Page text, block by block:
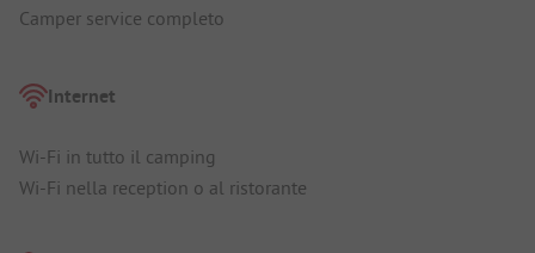
Camper service completo
Internet
Wi-Fi in tutto il camping
Wi-Fi nella reception o al ristorante